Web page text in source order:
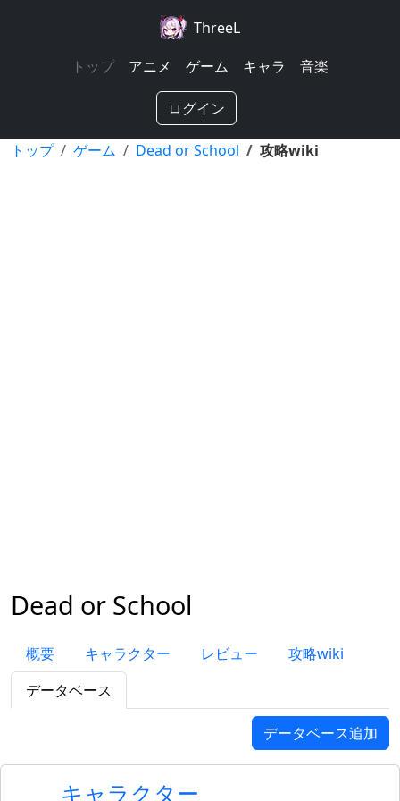
ThreeL
トップ
アニメ ゲーム キャラ 音楽
ログイン
トップ ゲーム Dead or School 攻略wiki
Dead or School
概要 キャラクター レビュー
攻略wiki
データベース
データベース追加
キャラクター